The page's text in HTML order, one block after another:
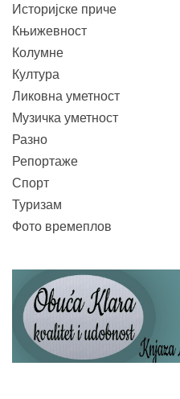
Историјске приче
Књижевност
Колумне
Култура
Ликовна уметност
Музичка уметност
Разно
Репортаже
Спорт
Туризам
Фото времеплов